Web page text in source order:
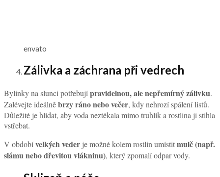
envato
Zálivka a záchrana při vedrech
Bylinky na slunci potřebujípravidelnou, ale nepřemírný zálivku.
Zalévejte ideálněbrzy ráno nebo večer, kdy nehrozí spálení listů.
Důležité je hlídat, aby voda neztékala mimo truhlík a rostlina ji stihla
vstřebat.
V obdobívelkých veder je možné kolem rostlin umístitmulč (např.
slámu nebo dřevitou vlákninu), který zpomalí odpar vody.